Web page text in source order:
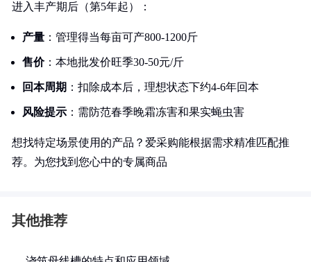
进入丰产期后（第5年起）：
产量 ：管理得当每亩可产800-1200斤
售价：本地批发价旺季30-50元/斤
回本周期 ：扣除成本后，理想状态下约4-6年回本
风险提示 ：需防范春季晚霜冻害和果实蝇虫害
想找特定场景使用的产品？爱采购能根据需求精准匹配推
荐。为您找到您心中的专属商品
其他推荐